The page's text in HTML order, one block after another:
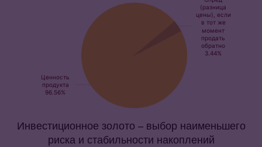
Инвестиционное золото – выбор наименьшего
риска и стабильности накоплений